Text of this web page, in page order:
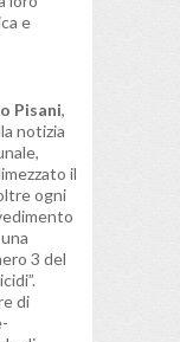
e
Pisani,
notizia
il
ogni
3 del
di